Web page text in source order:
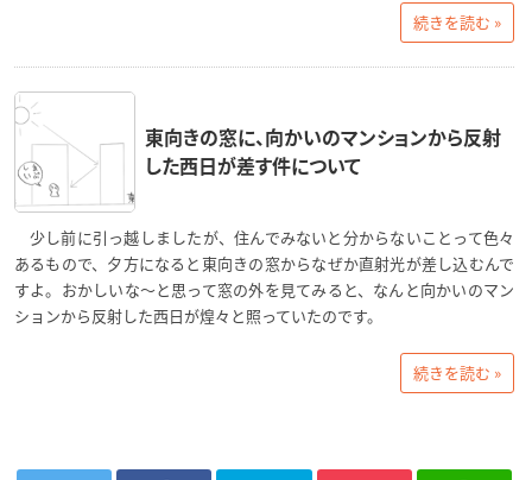
続きを読む »
東向きの窓に、向かいのマンションから反射
した西日が差す件について
少し前に引っ越しましたが、住んでみないと分からないことって色々
あるもので、夕方になると東向きの窓からなぜか直射光が差し込むんで
すよ。おかしいな～と思って窓の外を見てみると、なんと向かいのマン
ションから反射した西日が煌々と照っていたのです。
続きを読む »